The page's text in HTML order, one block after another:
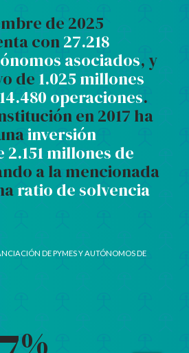
de 2025
con27.218
asociados, y
de 1.025 millones
operaciones.
en 2017 ha
inversión
millones de
a la mencionada
ratio de solvencia
DE PYMES Y AUTÓNOMOS DE
%